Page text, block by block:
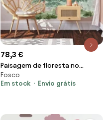
78,3 €
Paisagem de floresta no
quarto das criança
Fosco
Em stock
Envio grátis